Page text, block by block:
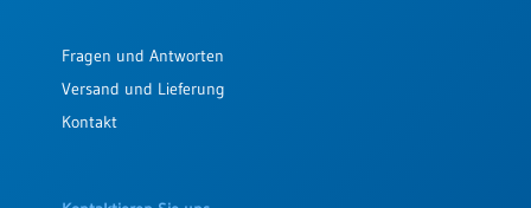
Fragen und Antworten
Versand und Lieferung
Kontakt